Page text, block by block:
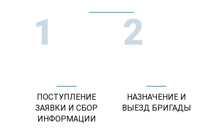
1
ПОСТУПЛЕНИЕ
ЗАЯВКИ И СБОР
ИНФОРМАЦИИ
2
НАЗНАЧЕНИЕ И
ВЫЕЗД БРИГАДЫ